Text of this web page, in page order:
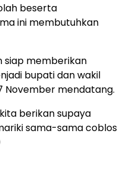
beserta
ini membutuhkan
siap memberikan
bupati dan wakil
November mendatang.
berikan supaya
sama-sama coblos